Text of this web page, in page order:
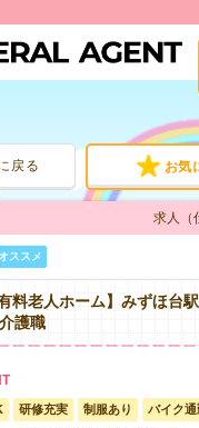
人材派遣サービス
転職支援サービス
登録から就業まで
お問い合わせ
戻る お気
求人（
ススメ
料老人ホーム】みずほ台
護職
研修充実 制服あり バイク